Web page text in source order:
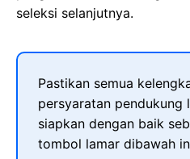
seleksi selanjutnya.
Pastikan semua
persyaratan pendukung
siapkan dengan baik
tombol lamar dibawah